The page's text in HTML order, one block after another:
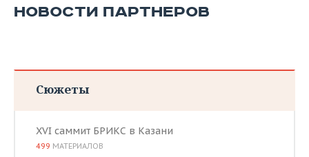
НОВОСТИ ПАРТНЕРОВ
Сюжеты
XVI саммит БРИКС в Казани
499 МАТЕРИАЛОВ